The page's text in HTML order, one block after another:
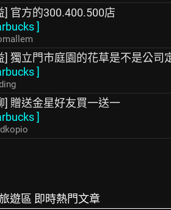
] 官方的300.400.500店
]
] 獨立門市庭園的花草是不是公司
]
] 贈送金星好友買一送一
]
遊區 即時熱門文章